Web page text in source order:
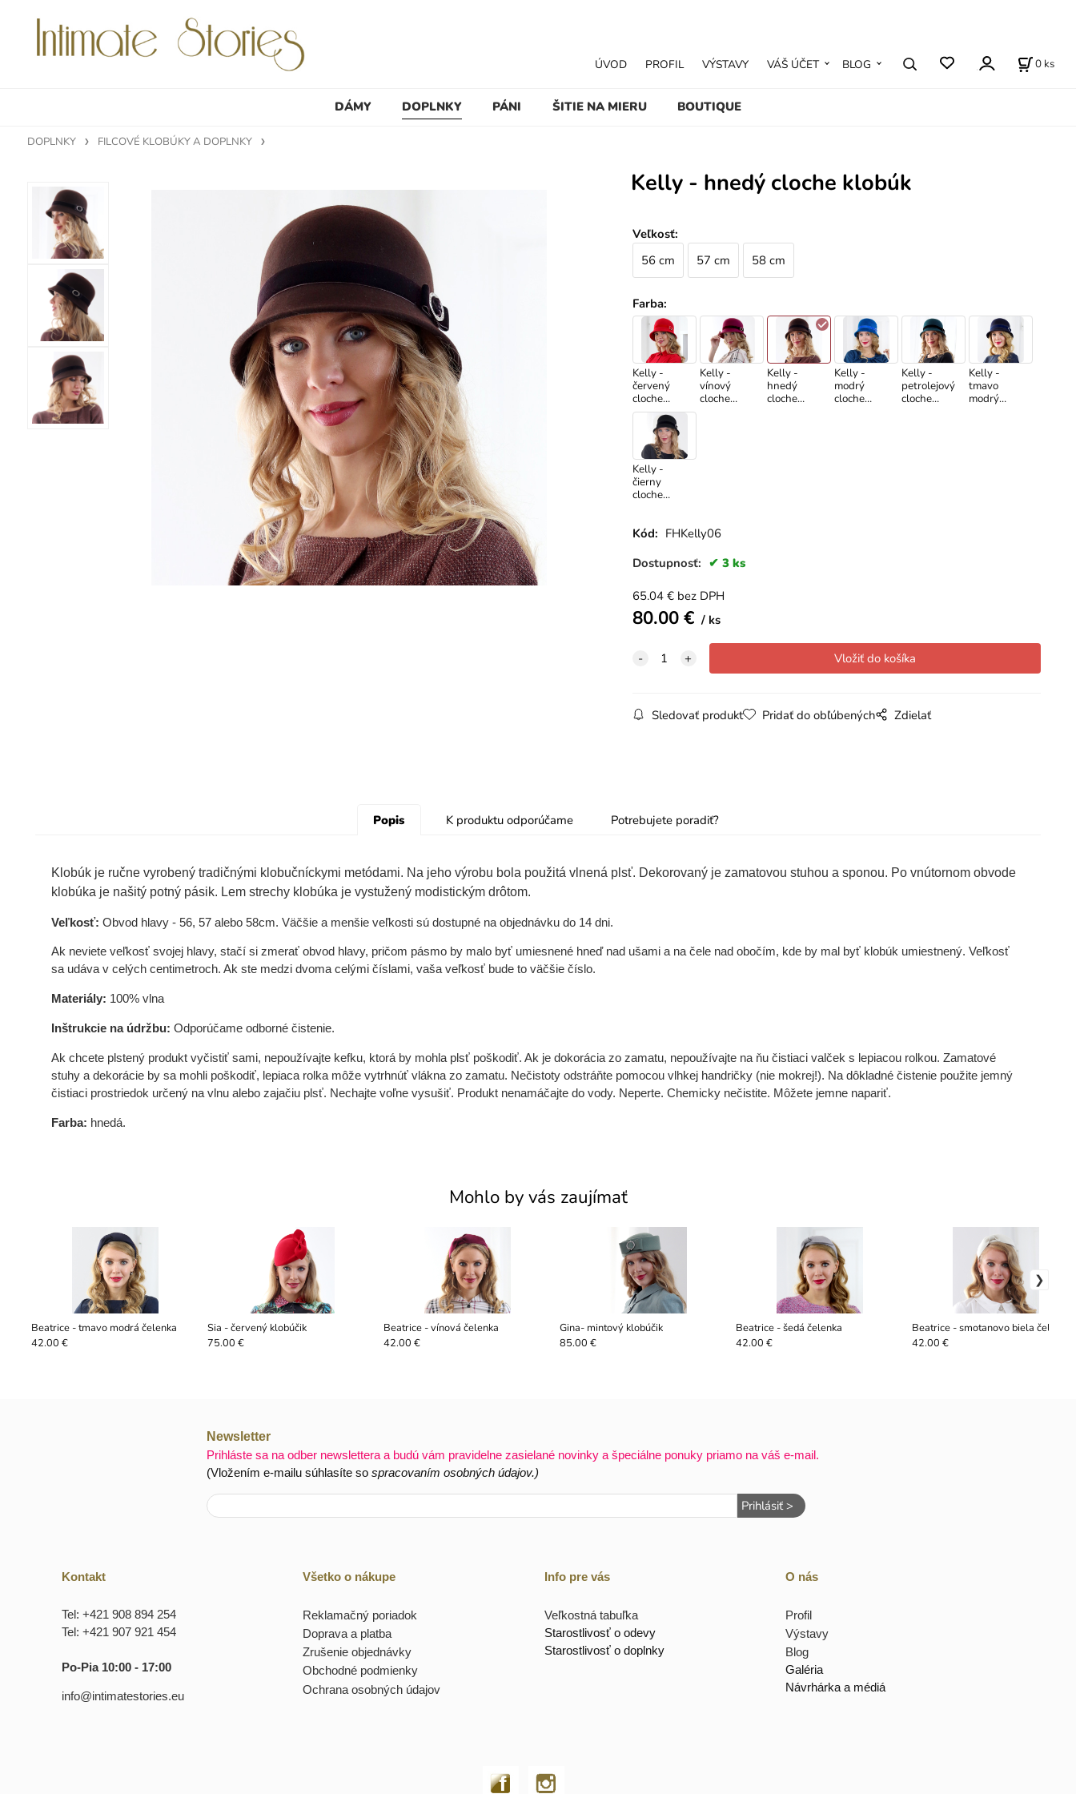
DÁMY DOPLNKY PÁNI ŠITIE NA MIERU BOUTIQUE
ÚVOD PROFIL VÝSTAVY VÁŠ ÚČET BLOG 0 ks
DOPLNKY FILCOVÉ KLOBÚKY A DOPLNKY
Kelly - hnedý cloche klobúk
Veľkosť:
56 cm
57 cm 58 cm
Farba:
Kelly -
červený
cloche
klobúk
Kelly -
vínový
cloche
Kelly -
hnedý
cloche
Kelly -
modrý
cloche
Kelly -
petrolejový
cloche
Kelly -
tmavo
modrý
Kelly -
čierny
cloche
Kód: FHKelly06
Dostupnosť:
3 ks
65.04€ bez DPH
80.00€ ks
Sledovať produkt Pridať do obľúbených Zdielať
Popis K produktu odporúčame Potrebujete poradiť?
Klobúk je ručne vyrobený tradičnými klobučníckymi metódami. Na jeho výrobu bola použitá vlnená plsť. Dekorovaný je zamatovou stuhou a sponou. Po vnútornom obvode
klobúka je našitý potný pásik. Lem strechy klobúka je vystužený modistickým drôtom.
Veľkosť: Obvod hlavy - 56, 57 alebo 58cm. Väčšie a menšie veľkosti sú dostupné na objednávku do 14 dni.
Ak neviete veľkosť svojej hlavy, stačí si zmerať obvod hlavy, pričom pásmo by malo byť umiesnené hneď nad ušami a na čele nad obočím, kde by mal byť klobúk umiestnený. Veľkosť
sa udáva v celých centimetroch. Ak ste medzi dvoma celými číslami, vaša veľkosť bude to väčšie číslo.
Materiály: 100% vlna
Inštrukcie na údržbu: Odporúčame odborné čistenie.
Ak chcete plstený produkt vyčistiť sami, nepoužívajte kefku, ktorá by mohla plsť poškodiť. Ak je dokorácia zo zamatu, nepoužívajte na ňu čistiaci valček s lepiacou rolkou. Zamatové
stuhy a dekorácie by sa mohli poškodiť, lepiaca rolka môže vytrhnúť vlákna zo zamatu. Nečistoty odstráňte pomocou vlhkej handričky (nie mokrej!). Na dôkladné čistenie použite jemný
čistiaci prostriedok určený na vlnu alebo zajačiu plsť. Nechajte voľne vysušiť. Produkt nenamáčajte do vody. Neperte. Chemicky nečistite. Môžete jemne napariť.
Farba: hnedá.
Mohlo by vás zaujímať
Beatrice - tmavo modrá čelenka
42.00 €
Sia - červený klobúčik
75.00 €
Beatrice - vínová čelenka
42.00 €
Gina- mintový klobúčik
85.00 €
Beatrice - šedá čelenka
42.00 €
Beatrice - smotanovo biela čelenka
42.00 €
Newsletter
Prihláste sa na odber newslettera a budú vám pravidelne zasielané novinky a špeciálne ponuky priamo na váš e-mail.
(Vložením e-mailu súhlasíte so spracovaním osobných údajov.)
Prihlásiť >
Kontakt
Tel: +421 908 894 254
Tel: +421 907 921 454
Po-Pia 10:00 - 17:00
info@intimatestories.eu
Všetko o nákupe
Reklamačný poriadok
Doprava a platba
Zrušenie objednávky
Obchodné podmienky
Ochrana osobných údajov
Info pre vás
Veľkostná tabuľka
Starostlivosť o odevy
Starostlivosť o doplnky
O nás
Profil
Výstavy
Blog
Galéria
Návrhárka a médiá